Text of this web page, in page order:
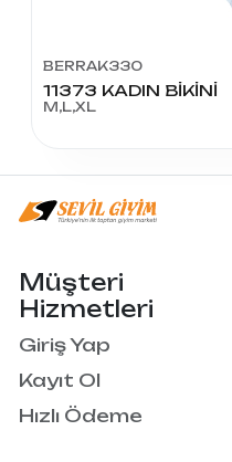
BERRAK330
11373 KADIN BİKİNİ
M,L,XL
Müşteri
Hizmetleri
Giriş Yap
Kayıt Ol
Hızlı Ödeme